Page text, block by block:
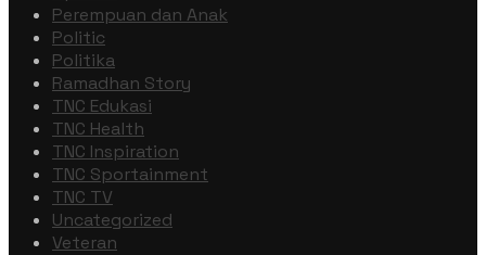
Perempuan dan Anak
Politic
Politika
Ramadhan Story
TNC Edukasi
TNC Health
TNC Inspiration
TNC Sportainment
TNC TV
Uncategorized
Veteran